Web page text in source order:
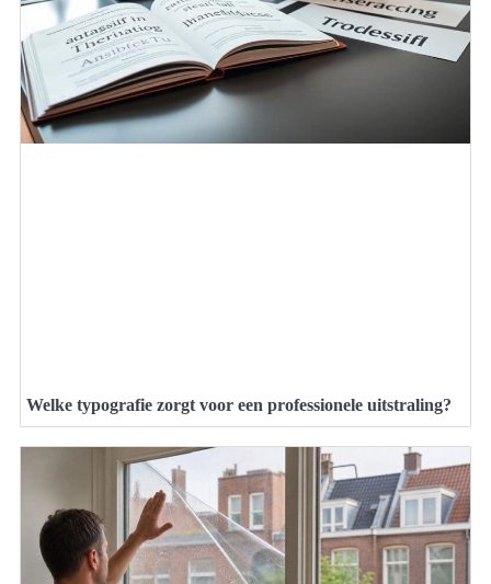
Welke typografie zorgt voor een professionele uitstraling?